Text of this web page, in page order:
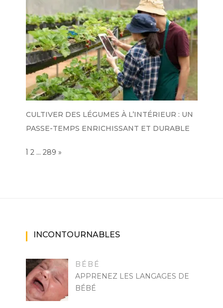
CULTIVER DES LÉGUMES À L’INTÉRIEUR : UN
PASSE-TEMPS ENRICHISSANT ET DURABLE
Page:
1 2 … 289 NEXT
»
INCONTOURNABLES
BÉBÉ
APPRENEZ LES LANGAGES DE
BÉBÉ